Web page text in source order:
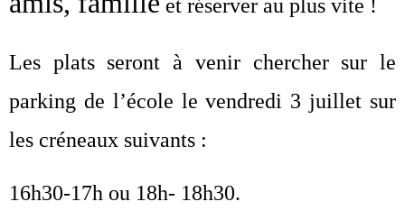
et réserver au plus vite !
Les plats seront à venir chercher sur le
parking de l’école levendredi 3 juillet sur
les créneaux suivants :
16h30-17h ou 18h- 18h30.